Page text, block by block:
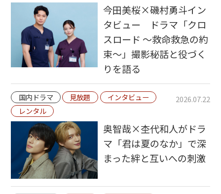
今田美桜×磯村勇斗イン
タビュー ドラマ「クロ
スロード ～救命救急の約
束～」撮影秘話と役づく
りを語る
国内ドラマ 見放題
インタビュー
レンタル
2026.07.22
奥智哉×杢代和人がドラ
マ「君は夏のなか」で深
まった絆と互いへの刺激